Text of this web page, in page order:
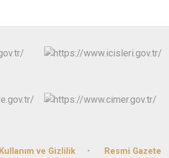
Kullanım ve Gizlilik Resmi Gazete